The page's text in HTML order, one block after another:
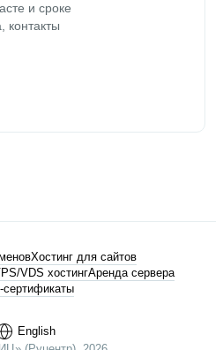
и сроке
контакты
English
Хостинг для сайтов
VDS хостингАренда сервера
сертификаты